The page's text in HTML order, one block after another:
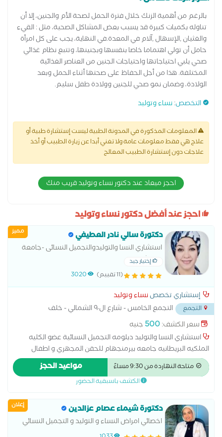
بالرغم من أهمية الزنك خلال فترة الحمل لصحة الأم والجنين، إلا أن
تناوله بكميات كبيرة قد يسبب بعض المشاكل الصحية، مثل : القيء
والغثيان ,الإسهال ,آلام في المعدة.في النهاية، يجب على كل امرأة
حامل أن تولي اهتماما خاصا بنفسها وبجنينها، وتتبع نظام غذائي
صحي يلبي احتياجاتها واحتياجات الجنين من العناصر الغذائية
المختلفة. هذا من أجل الحفاظ على صحتها أثناء الحمل وبعد
الولادة، وضمان نمو صحي للجنين وولادة طفل سليم.
التخصص:نساء وتوليد
المعلومات المذكورة في المدونة الطبية ليست إستشارة طبية أو
علاج هي فقط معلومات عامة ولا تغني أبدا عن زيارة الطبيب أو أخذ
علاجات دون إستشارة الطبيب المعالج
احجز ميعاد عند دكتور نساء وتوليد قريب منك
احجز عند أفضل دكتور نساء وتوليد
مميز دكتورة سالي نادر العطيفي
استشاري النسا والتوليدوالتجميل النسائى -جامعة
عين شمس
إختيار جيد
(11 تقييم) 3020
إستشاري تخصصنساء وتوليد
التجمع
التجمع الخامس - شارع ال٩٠ الشمالي - خلف
المستشفي الجوي...سعر الكشف:500 جنيه
استشاري النسا والتوليد دبلومه التجميل النسائية عضو الكليه
الملكيه البريطانيه جامعه بيرمنجهام للحقن المجهري و اطفال
الانابيب متخصصة فى ( الولادة الطبيعية والقيصرية - الربط- وتكيس
المبايض- المناظير - الحقن المجهرى - تجميل النسائى- تاخر الانجاب -
متاحة النهاردة من 9:30 مساءً مواعيد الحجز
الكشف باسبقية الحضور
إعلان دكتورة شيماء عصام عزالدين
اخصائي امراض النساء و التوليد و التجميل النسائي
ماجستير جامعة الاسكندرية دبلومة الامريكية في